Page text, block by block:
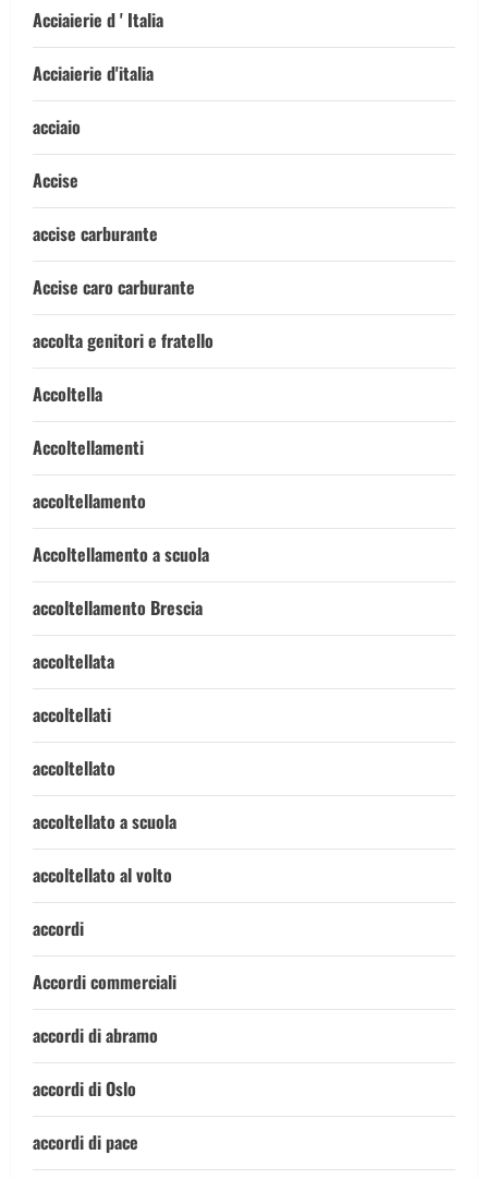
Acciaierie d ' Italia
Acciaierie d'italia
acciaio
Accise
accise carburante
Accise caro carburante
accolta genitori e fratello
Accoltella
Accoltellamenti
accoltellamento
Accoltellamento a scuola
accoltellamento Brescia
accoltellata
accoltellati
accoltellato
accoltellato a scuola
accoltellato al volto
accordi
Accordi commerciali
accordi di abramo
accordi di Oslo
accordi di pace